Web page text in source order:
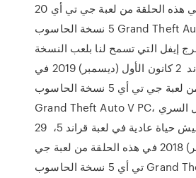
20 أيار (مايو) 2019 في هذه الحلقة من لعبة جي تي أي
5 نسخة الحاسوب Grand Theft Auto V PC، قمت
إيفل التي تسمح لنا بلعب النسخة
الفرنسية من قراند 2 كانون الأول (ديسمبر) 2019 في
هذه الحلقة من لعبة جي تي أي 5 نسخة الحاسوب
Grand Theft Auto V PC، قرر مايكل العميل السري
العودة لعائلته وعيش حياة عادية في لعبة قراند 5، 29
كانون الأول (ديسمبر) 2018 في هذه الحلقة من لعبة جي
تي أي 5 نسخة الحاسوب Grand Theft Auto V PC،